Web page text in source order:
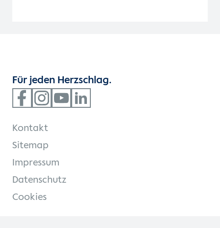
Für jeden Herzschlag.
Kontakt
Sitemap
Impressum
Datenschutz
Cookies